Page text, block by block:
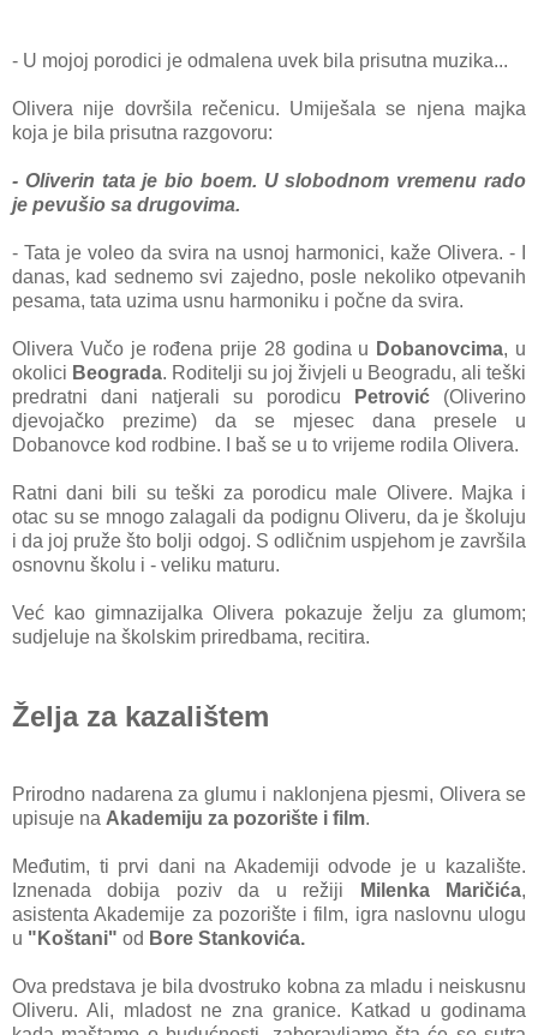
- U mojoj porodici je odmalena uvek bila prisutna muzika...
Olivera nije dovršila rečenicu. Umiješala se njena majka
koja je bila prisutna razgovoru:
- Oliverin tata je bio boem. U slobodnom vremenu rado
je pevušio sa drugovima.
- Tata je voleo da svira na usnoj harmonici, kaže Olivera. - I
danas, kad sednemo svi zajedno, posle nekoliko otpevanih
pesama, tata uzima usnu harmoniku i počne da svira.
Olivera Vučo je rođena prije 28 godina u Dobanovcima, u
okolici Beograda. Roditelji su joj živjeli u Beogradu, ali teški
predratni dani natjerali su porodicu
Petrović (Oliverino
djevojačko prezime) da se mjesec dana presele u
Dobanovce kod rodbine. I baš se u to vrijeme rodila Olivera.
Ratni dani bili su teški za porodicu male Olivere. Majka i
otac su se mnogo zalagali da podignu Oliveru, da je školuju
i da joj pruže što bolji odgoj. S odličnim uspjehom je završila
osnovnu školu i - veliku maturu.
Već kao gimnazijalka Olivera pokazuje želju za glumom;
sudjeluje na školskim priredbama, recitira.
Želja za kazalištem
Prirodno nadarena za glumu i naklonjena pjesmi, Olivera se
upisuje na Akademiju za pozorište i film.
Međutim, ti prvi dani na Akademiji odvode je u kazalište.
Iznenada dobija poziv da u režiji
Milenka Maričića,
asistenta Akademije za pozorište i film, igra naslovnu ulogu
u "Koštani" od Bore Stankovića.
Ova predstava je bila dvostruko kobna za mladu i neiskusnu
Oliveru. Ali, mladost ne zna granice. Katkad u godinama